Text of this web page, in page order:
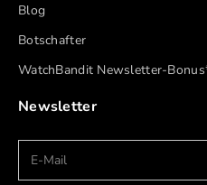
Blog
Botschafter
WatchBandit Newsletter-
Newsletter